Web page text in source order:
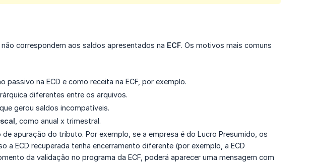
não correspondem aos saldos apresentados na ECF. Os motivos mais comuns
passivo na ECD e como receita na ECF, por exemplo.
diferentes entre os arquivos.
que gerou saldos incompatíveis.
, como anual x trimestral.
apuração do tributo. Por exemplo, se a empresa é do Lucro Presumido, os
a ECD recuperada tenha encerramento diferente (por exemplo, a ECD
da validação no programa da ECF, poderá aparecer uma mensagem com